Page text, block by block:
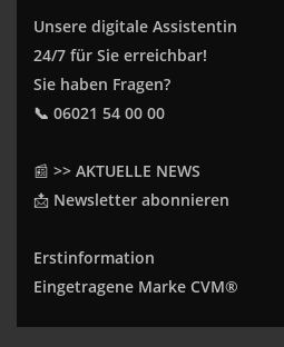
Unsere digitale Assistentin
24/7 für Sie erreichbar!
Sie haben Fragen?
📞 06021 54 00 00
📰 >> AKTUELLE NEWS
📩 Newsletter abonnieren
Erstinformation
Eingetragene Marke CVM®